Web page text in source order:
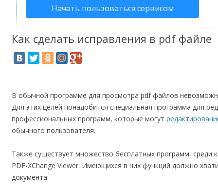
Начать пользоваться сервисом
Как сделать исправления в pdf файле
В обычной программе для просмотра pdf файлов
Для этих целей понадобится специальная программа для
профессиональных программ, которые могут
обычного пользователя.
Также существует множество бесплатных программ,
PDF-XChange Viewer. Имеющихся в них функций должно
документа.